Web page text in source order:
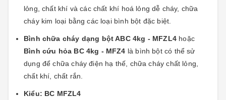
lỏng, chất khí và các chất khí hoá lỏng dễ cháy, chữa
cháy kim loại bằng các loại bình bột đặc biệt.
Bình chữa cháy dạng bột ABC 4kg - MFZL4 hoặc
Bình cứu hỏa BC 4kg - MFZ4 là bình bột có thể sử
dụng để chữa cháy điện hạ thế, chữa cháy chất lỏng,
chất khí, chất rắn.
Kiểu: BC MFZL4